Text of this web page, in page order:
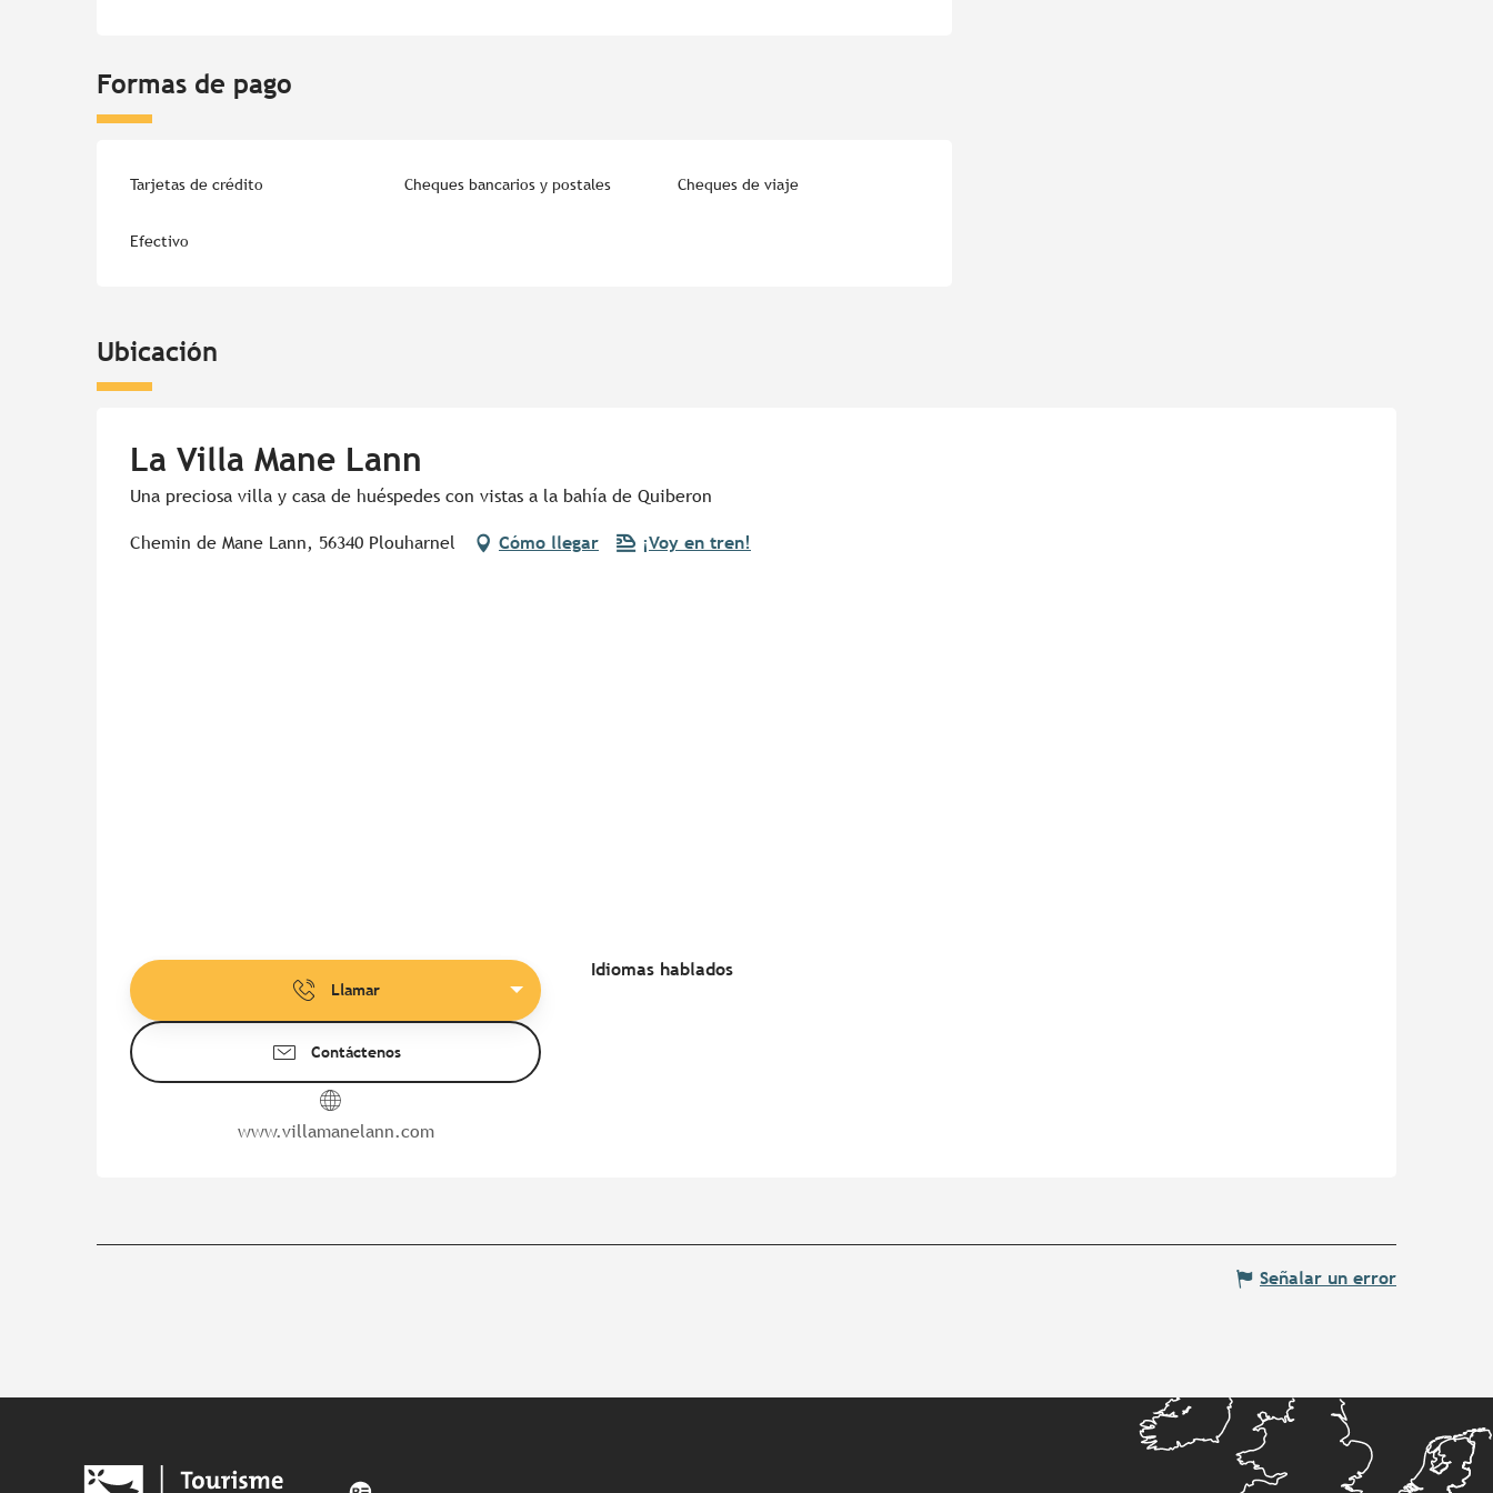
Formas de pago
Tarjetas de crédito Cheques bancarios y postales Cheques de viaje
Efectivo
Ubicación
La Villa Mane Lann
Una preciosa villa y casa de huéspedes con vistas a la bahía de Quiberon
Chemin de Mane Lann, 56340 Plouharnel Cómo llegar ¡Voy en tren!
Llamar
Contáctenos
www.villamanelann.com
Idiomas hablados
Idiomas hablados
Señalar un error